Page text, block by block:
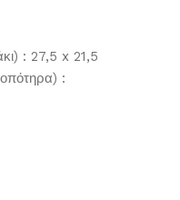
: 27,5 x 21,5
: